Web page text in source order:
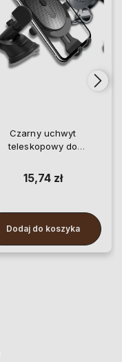
Czarny uchwyt
teleskopowy do
15,74 zł
Dodaj do koszyka